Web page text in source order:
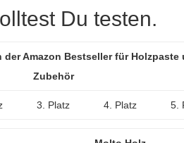
Du testen.
der Amazon Bestseller für Holzpaste
Zubehör
3. Platz 4. Platz 5.